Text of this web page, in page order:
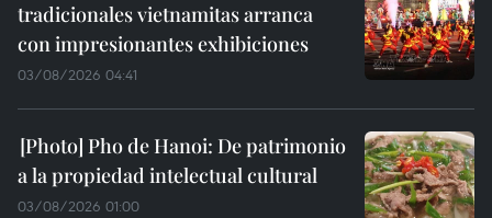
tradicionales vietnamitas arranca
con impresionantes exhibiciones
03/08/2026 04:41
Pho de Hanoi: De patrimonio
a la propiedad intelectual cultural
03/08/2026 01:00